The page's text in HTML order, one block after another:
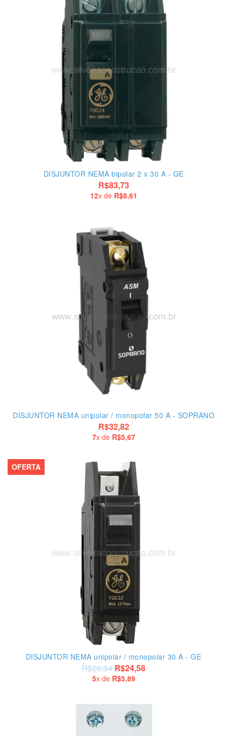
DISJUNTOR NEMA bipolar 2 x 30 A - GE
R$83,73
12x de R$8,61
DISJUNTOR NEMA unipolar / monopolar 50 A - SOPRANO
R$32,82
7x de R$5,67
OFERTA
DISJUNTOR NEMA unipolar / monopolar 30 A - GE
R$26,34 R$24,58
5x de R$5,89